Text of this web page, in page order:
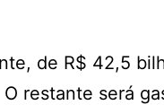
de R$ 42,5
restante será